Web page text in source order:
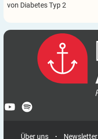
von Diabetes Typ 2
Über uns Newsletter